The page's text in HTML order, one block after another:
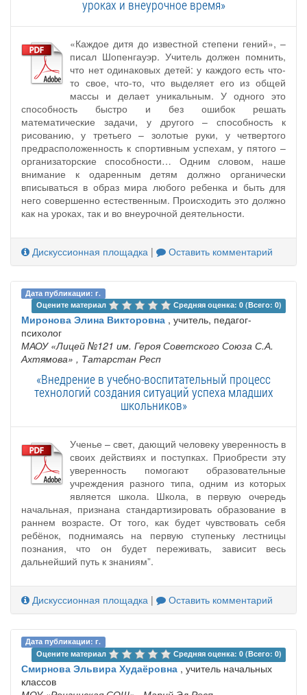
уроках и внеурочное время»
«Каждое дитя до известной степени гений», –
писал Шопенгауэр. Учитель должен помнить,
что нет одинаковых детей: у каждого есть что-
то свое, что-то, что выделяет его из общей
массы и делает уникальным. У одного это
способность быстро и без ошибок решать
математические задачи, у другого – способность к
рисованию, у третьего – золотые руки, у четвертого
предрасположенность к спортивным успехам, у пятого –
организаторские способности… Одним словом, наше
внимание к одаренным детям должно органически
вписываться в образ мира любого ребенка и быть для
него совершенно естественным. Происходить это должно
как на уроках, так и во внеурочной деятельности.
Дискуссионная площадка | Оставить комментарий
Дата публикации: г.
Оцените материал
Средняя оценка: 0 (Всего: 0)
Миронова Элина Викторовна , учитель, педагог-
психолог
МАОУ «Лицей №121 им. Героя Советского Союза С.А.
Ахтямова» , Татарстан Респ
«Внедрение в учебно-воспитательный процесс
технологий создания ситуаций успеха младших
школьников»
Ученье – свет, дающий человеку уверенность в
своих действиях и поступках. Приобрести эту
уверенность помогают образовательные
учреждения разного типа, одним из которых
является школа. Школа, в первую очередь
начальная, признана стандартизировать образование в
раннем возрасте. От того, как будет чувствовать себя
ребёнок, поднимаясь на первую ступеньку лестницы
познания, что он будет переживать, зависит весь
дальнейший путь к знаниям”.
Дискуссионная площадка | Оставить комментарий
Дата публикации: г.
Оцените материал
Средняя оценка: 0 (Всего: 0)
Смирнова Эльвира Худаёровна , учитель начальных
классов